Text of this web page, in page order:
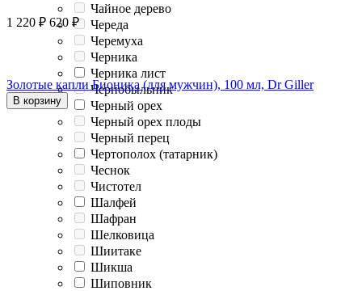
Чайное дерево
Череда
Черемуха
Черника
Черника лист
Чернобыльник
Черный орех
Черный орех плоды
Черный перец
Чертополох (татарник)
Чеснок
Чистотел
Шалфей
Шафран
Шелковица
Шиитаке
Шикша
Шиповник
1 220 ₽ 620 ₽
Золотые капли Бионика (для мужчин), 100 мл, Dr Giller
В корзину